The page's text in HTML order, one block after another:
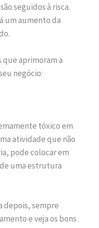
seguidos à risca.
um aumento da
que aprimoram a
negócio:
tóxico em
atividade que não
pode colocar em
uma estrutura
depois, sempre
e veja os bons